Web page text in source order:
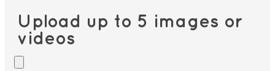
Upload up to 5 images or
videos